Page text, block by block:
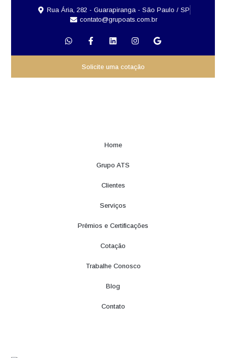
Rua Ária, 282 - Guarapiranga - São Paulo / SP
contato@grupoats.com.br
Solicite uma cotação
Home
Grupo ATS
Clientes
Serviços
Prêmios e Certificações
Cotação
Trabalhe Conosco
Blog
Contato